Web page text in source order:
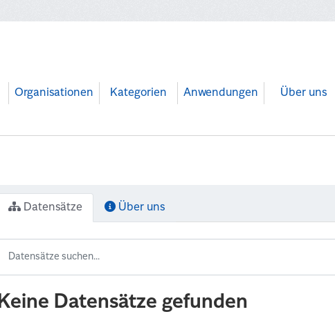
Organisationen Kategorien Anwendungen Über uns
Datensätze Über uns
Keine Datensätze gefunden